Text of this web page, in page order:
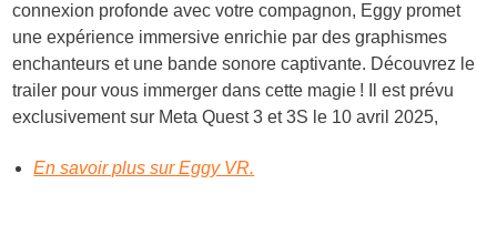
connexion profonde avec votre compagnon, Eggy promet
une expérience immersive enrichie par des graphismes
enchanteurs et une bande sonore captivante. Découvrez le
trailer pour vous immerger dans cette magie ! Il est prévu
exclusivement sur Meta Quest 3 et 3S le 10 avril 2025,
En savoir plus sur Eggy VR.